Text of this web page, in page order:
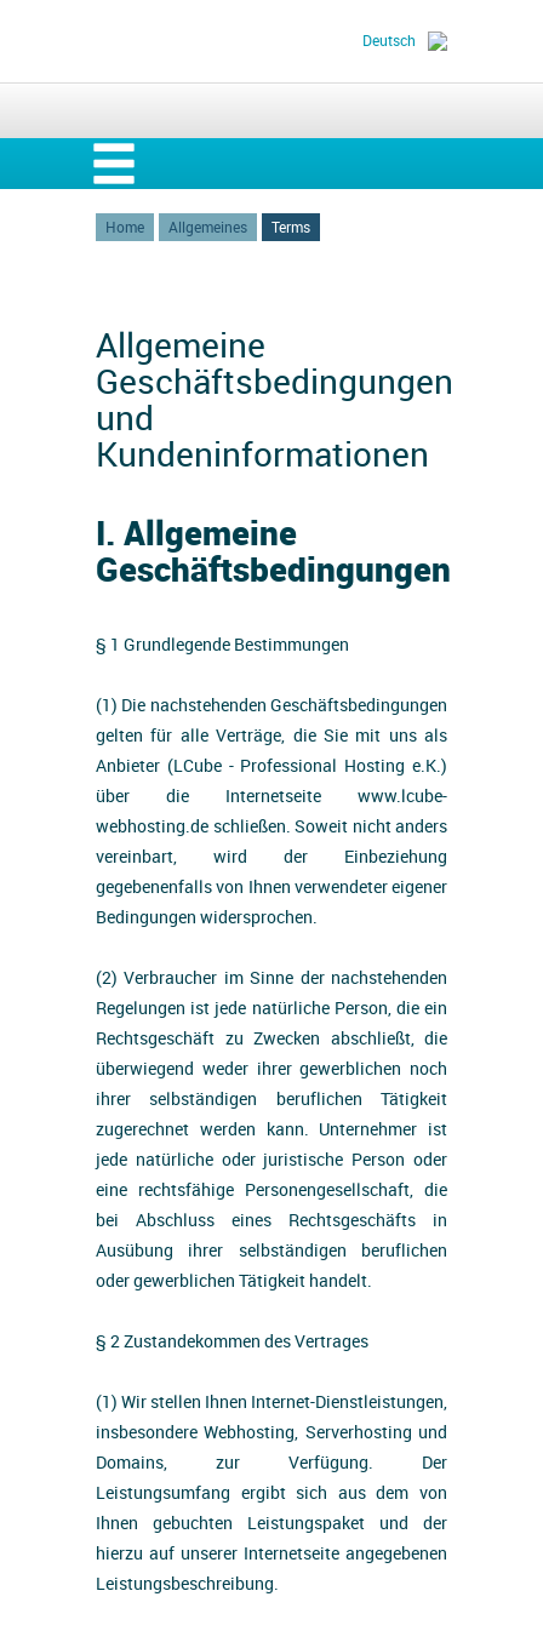
Deutsch
Home Allgemeines Terms
Allgemeine
Geschäftsbedingungen
und
Kundeninformationen
I. Allgemeine
Geschäftsbedingungen
§ 1 Grundlegende Bestimmungen
(1) Die nachstehenden Geschäftsbedingungen
gelten für alle Verträge, die Sie mit uns als
Anbieter (LCube - Professional Hosting e.K.)
über die Internetseite www.lcube-
webhosting.de schließen. Soweit nicht anders
vereinbart, wird der Einbeziehung
gegebenenfalls von Ihnen verwendeter eigener
Bedingungen widersprochen.
(2) Verbraucher im Sinne der nachstehenden
Regelungen ist jede natürliche Person, die ein
Rechtsgeschäft zu Zwecken abschließt, die
überwiegend weder ihrer gewerblichen noch
ihrer selbständigen beruflichen Tätigkeit
zugerechnet werden kann. Unternehmer ist
jede natürliche oder juristische Person oder
eine rechtsfähige Personengesellschaft, die
bei Abschluss eines Rechtsgeschäfts in
Ausübung ihrer selbständigen beruflichen
oder gewerblichen Tätigkeit handelt.
§ 2 Zustandekommen des Vertrages
(1) Wir stellen Ihnen Internet-Dienstleistungen,
insbesondere Webhosting, Serverhosting und
Domains, zur Verfügung. Der
Leistungsumfang ergibt sich aus dem von
Ihnen gebuchten Leistungspaket und der
hierzu auf unserer Internetseite angegebenen
Leistungsbeschreibung.